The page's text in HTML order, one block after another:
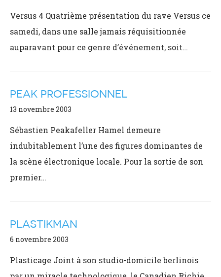
Versus 4 Quatrième présentation du rave Versus ce
samedi, dans une salle jamais réquisitionnée
auparavant pour ce genre d’événement, soit…
PEAK PROFESSIONNEL
13 novembre 2003
Sébastien Peakafeller Hamel demeure
indubitablement l’une des figures dominantes de
la scène électronique locale. Pour la sortie de son
premier…
PLASTIKMAN
6 novembre 2003
Plasticage Joint à son studio-domicile berlinois